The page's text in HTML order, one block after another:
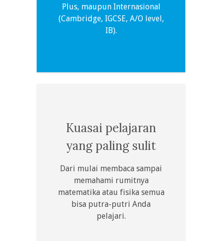
Plus, maupun Internasional
(Cambridge, IGCSE, A/O level,
IB).
Kuasai pelajaran
yang paling sulit
Dari mulai membaca sampai
memahami rumitnya
matematika atau fisika semua
bisa putra-putri Anda
pelajari.